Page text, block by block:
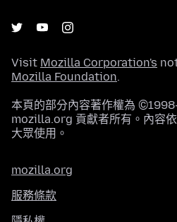
Visit Mozilla Corporation's
Mozilla Foundation.
本頁的部分內容著作權為
mozilla.org 貢獻者所有。內容
大眾使用。
mozilla.org
服務條款